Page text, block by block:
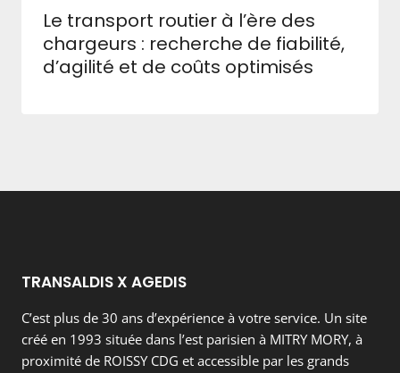
Le transport routier à l’ère des
chargeurs : recherche de fiabilité,
d’agilité et de coûts optimisés
TRANSALDIS X AGEDIS
C’est plus de 30 ans d’expérience à votre service. Un site
créé en 1993 située dans l’est parisien à MITRY MORY, à
proximité de ROISSY CDG et accessible par les grands